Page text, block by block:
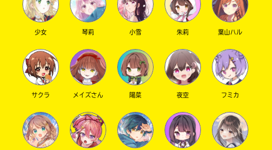
SNSでシェアする
少女 琴莉 小雪 朱莉 葉山ハル
サクラ メイズさん 陽菜 夜空 フミカ